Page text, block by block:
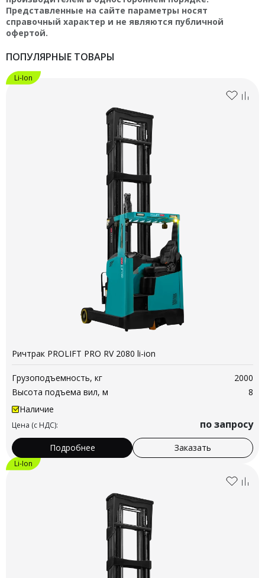
Представленные на сайте параметры носят
справочный характер и не являются публичной
офертой.
ПОПУЛЯРНЫЕ ТОВАРЫ
Li-Ion
Ричтрак PROLIFT PRO RV 2080 li-ion
Грузоподъемность, кг
2000
Высота подъема вил, м
8
Наличие
Цена (с НДС): по запросу
Подробнее Заказать
Li-Ion